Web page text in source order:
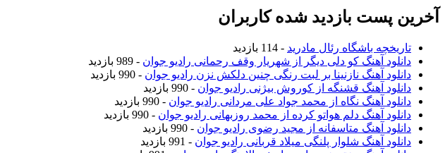
آخرین پست بازدید شده کاربران
تاریخچه باشگاه رئال مادرید - 114 بازدید
دانلود آهنگ کو دلی دیگر از شهریار وقف رحمانی رادیو جوان - 989 بازدید
دانلود آهنگ نازنینا بر لبت رنگی چنین دلکش نزن رادیو جوان - 990 بازدید
دانلود آهنگ قشنگه از کوروش بیژنی رادیو جوان - 990 بازدید
دانلود آهنگ نگاه از محمد جواد علی مردانی رادیو جوان - 990 بازدید
دانلود آهنگ دلم هواتو کرده از محمد روزبهانی رادیو جوان - 990 بازدید
دانلود آهنگ متاسفانه از مجید رضوی رادیو جوان - 990 بازدید
دانلود آهنگ شلوار پلنگی میلاد قربانی رادیو جوان - 991 بازدید